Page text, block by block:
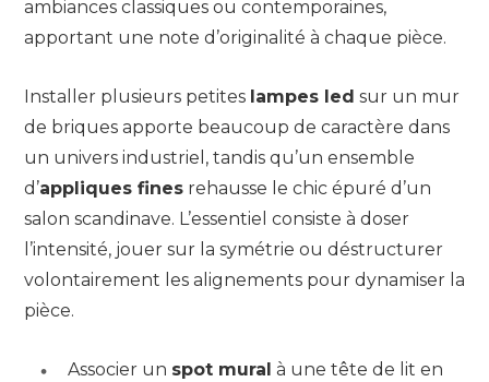
ambiances classiques ou contemporaines,
apportant une note d’originalité à chaque pièce.
Installer plusieurs petites lampes led sur un mur
de briques apporte beaucoup de caractère dans
un univers industriel, tandis qu’un ensemble
d’appliques fines rehausse le chic épuré d’un
salon scandinave. L’essentiel consiste à doser
l’intensité, jouer sur la symétrie ou déstructurer
volontairement les alignements pour dynamiser la
pièce.
Associer un spot mural à une tête de lit en